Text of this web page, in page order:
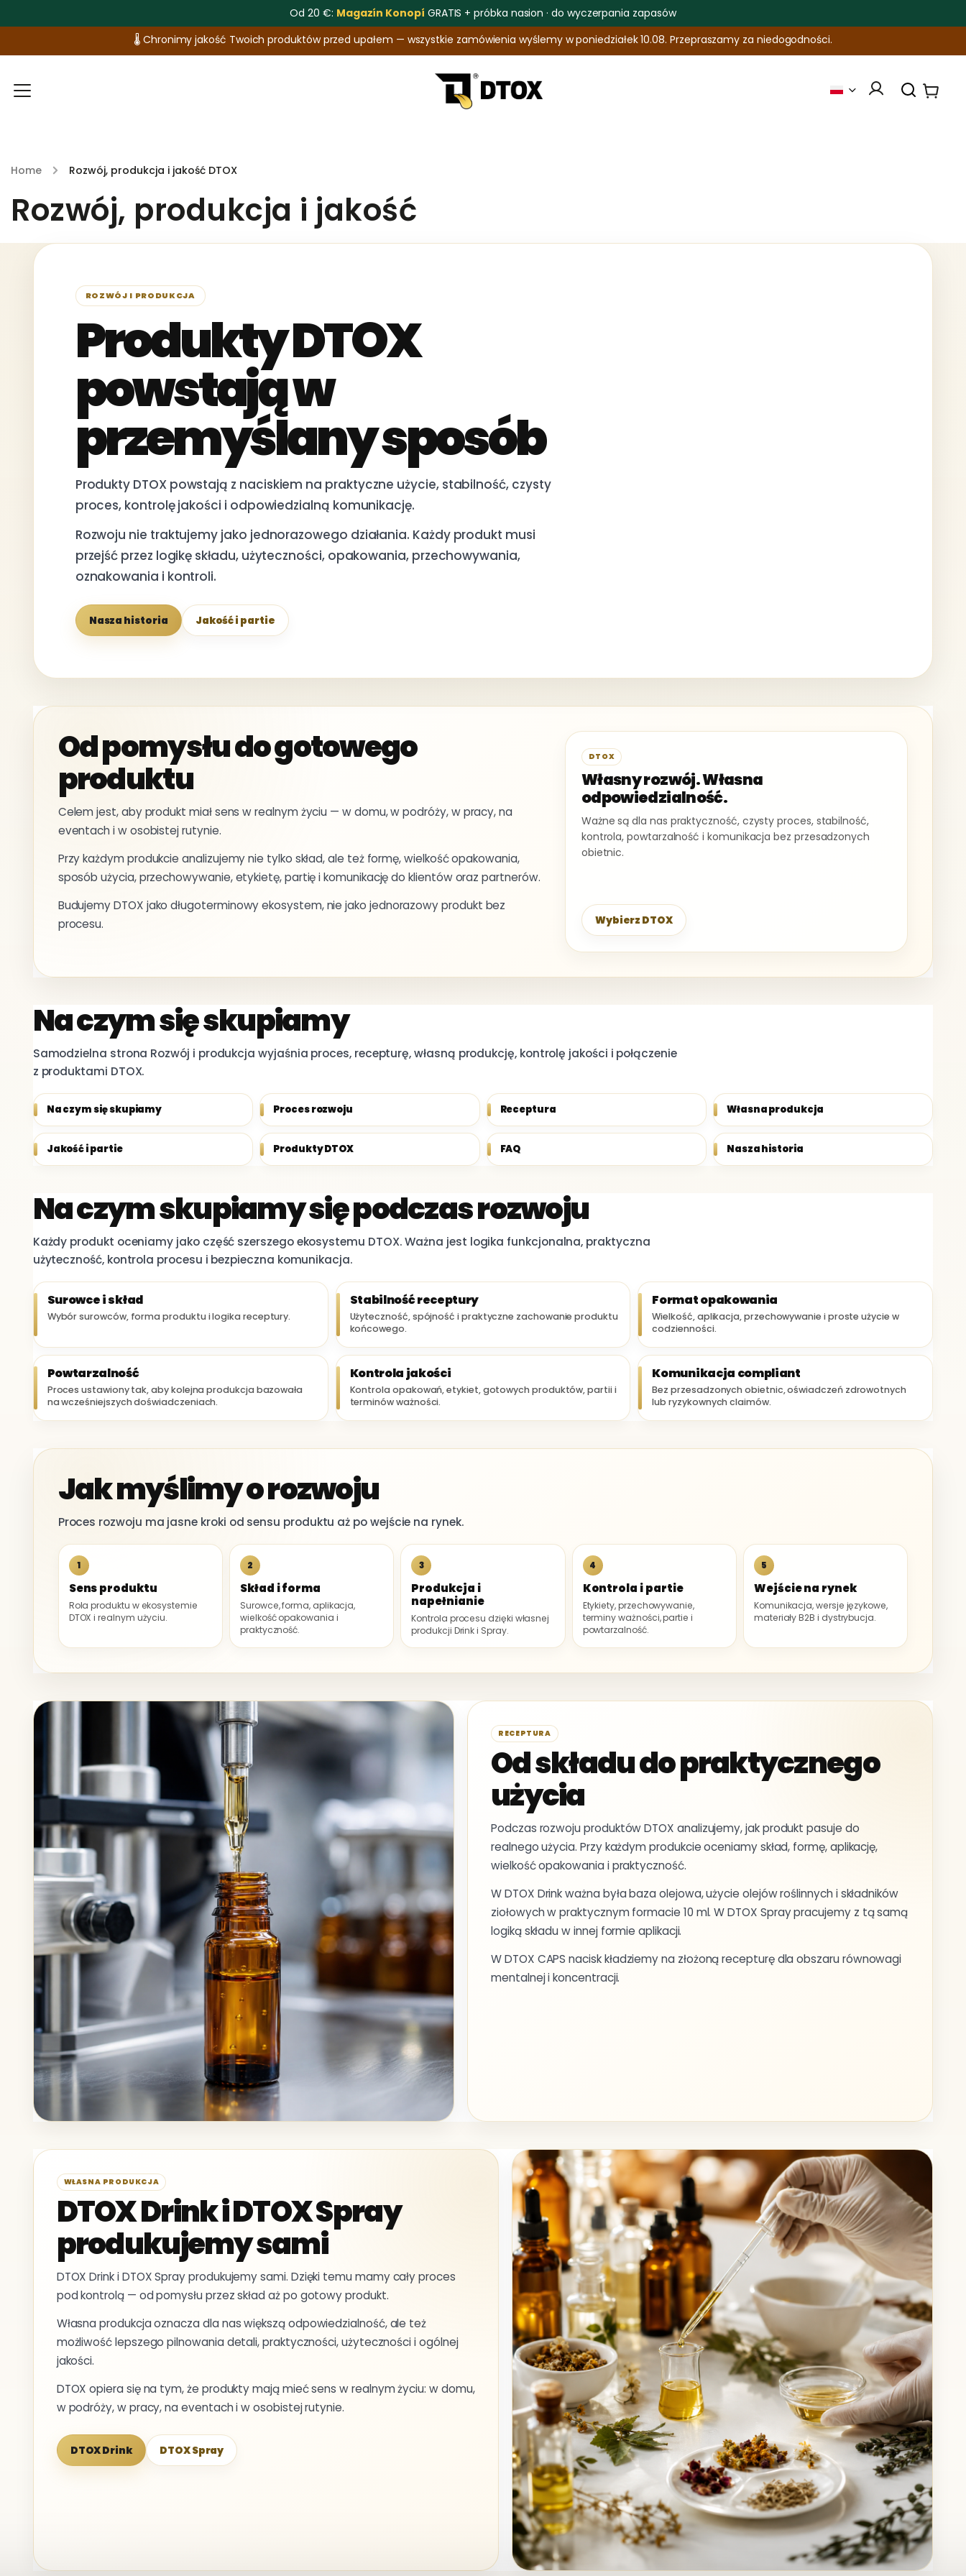
Od 20 €: Magazín Konopí GRATIS + próbka nasion · do wyczerpania zapasów
🌡️ Chronimy jakość Twoich produktów przed upałem — wszystkie zamówienia wyślemy w poniedziałek 10.08. Przepraszamy za niedogodności.
Home / Rozwój, produkcja i jakość DTOX
Rozwój, produkcja i jakość
ROZWÓJ I PRODUKCJA
Produkty DTOX
powstają w
przemyślany sposób
Produkty DTOX powstają z naciskiem na praktyczne użycie, stabilność, czysty
proces, kontrolę jakości i odpowiedzialną komunikację.
Rozwoju nie traktujemy jako jednorazowego działania. Każdy produkt musi
przejść przez logikę składu, użyteczności, opakowania, przechowywania,
oznakowania i kontroli.
Nasza historia Jakość i partie
Od pomysłu do gotowego
produktu
Celem jest, aby produkt miał sens w realnym życiu — w domu, w podróży, w pracy, na
eventach i w osobistej rutynie.
Przy każdym produkcie analizujemy nie tylko skład, ale też formę, wielkość opakowania,
sposób użycia, przechowywanie, etykietę, partię i komunikację do klientów oraz partnerów.
Budujemy DTOX jako długoterminowy ekosystem, nie jako jednorazowy produkt bez
procesu.
DTOX
Własny rozwój. Własna
odpowiedzialność.
Ważne są dla nas praktyczność, czysty proces, stabilność,
kontrola, powtarzalność i komunikacja bez przesadzonych
obietnic.
Wybierz DTOX
Na czym się skupiamy
Samodzielna strona Rozwój i produkcja wyjaśnia proces, recepturę, własną produkcję, kontrolę jakości i połączenie
z produktami DTOX.
Na czym się skupiamy Proces rozwoju Receptura Własna produkcja
Jakość i partie Produkty DTOX FAQ Nasza historia
Na czym skupiamy się podczas rozwoju
Każdy produkt oceniamy jako część szerszego ekosystemu DTOX. Ważna jest logika funkcjonalna, praktyczna
użyteczność, kontrola procesu i bezpieczna komunikacja.
Surowce i skład
Wybór surowców, forma produktu i logika receptury.
Stabilność receptury
Użyteczność, spójność i praktyczne zachowanie produktu
końcowego.
Format opakowania
Wielkość, aplikacja, przechowywanie i proste użycie w
codzienności.
Powtarzalność
Proces ustawiony tak, aby kolejna produkcja bazowała
na wcześniejszych doświadczeniach.
Kontrola jakości
Kontrola opakowań, etykiet, gotowych produktów, partii i
terminów ważności.
Komunikacja compliant
Bez przesadzonych obietnic, oświadczeń zdrowotnych
lub ryzykownych claimów.
Jak myślimy o rozwoju
Proces rozwoju ma jasne kroki od sensu produktu aż po wejście na rynek.
1
Sens produktu
Rola produktu w ekosystemie
DTOX i realnym użyciu.
2
Skład i forma
Surowce, forma, aplikacja,
wielkość opakowania i
praktyczność.
3
Produkcja i
napełnianie
Kontrola procesu dzięki własnej
produkcji Drink i Spray.
4
Kontrola i partie
Etykiety, przechowywanie,
terminy ważności, partie i
powtarzalność.
5
Wejście na rynek
Komunikacja, wersje językowe,
materiały B2B i dystrybucja.
RECEPTURA
Od składu do praktycznego
użycia
Podczas rozwoju produktów DTOX analizujemy, jak produkt pasuje do
realnego użycia. Przy każdym produkcie oceniamy skład, formę, aplikację,
wielkość opakowania i praktyczność.
W DTOX Drink ważna była baza olejowa, użycie olejów roślinnych i składników
ziołowych w praktycznym formacie 10 ml. W DTOX Spray pracujemy z tą samą
logiką składu w innej formie aplikacji.
W DTOX CAPS nacisk kładziemy na złożoną recepturę dla obszaru równowagi
mentalnej i koncentracji.
WŁASNA PRODUKCJA
DTOX Drink i DTOX Spray
produkujemy sami
DTOX Drink i DTOX Spray produkujemy sami. Dzięki temu mamy cały proces
pod kontrolą — od pomysłu przez skład aż po gotowy produkt.
Własna produkcja oznacza dla nas większą odpowiedzialność, ale też
możliwość lepszego pilnowania detali, praktyczności, użyteczności i ogólnej
jakości.
DTOX opiera się na tym, że produkty mają mieć sens w realnym życiu: w domu,
w podróży, w pracy, na eventach i w osobistej rutynie.
DTOX Drink DTOX Spray